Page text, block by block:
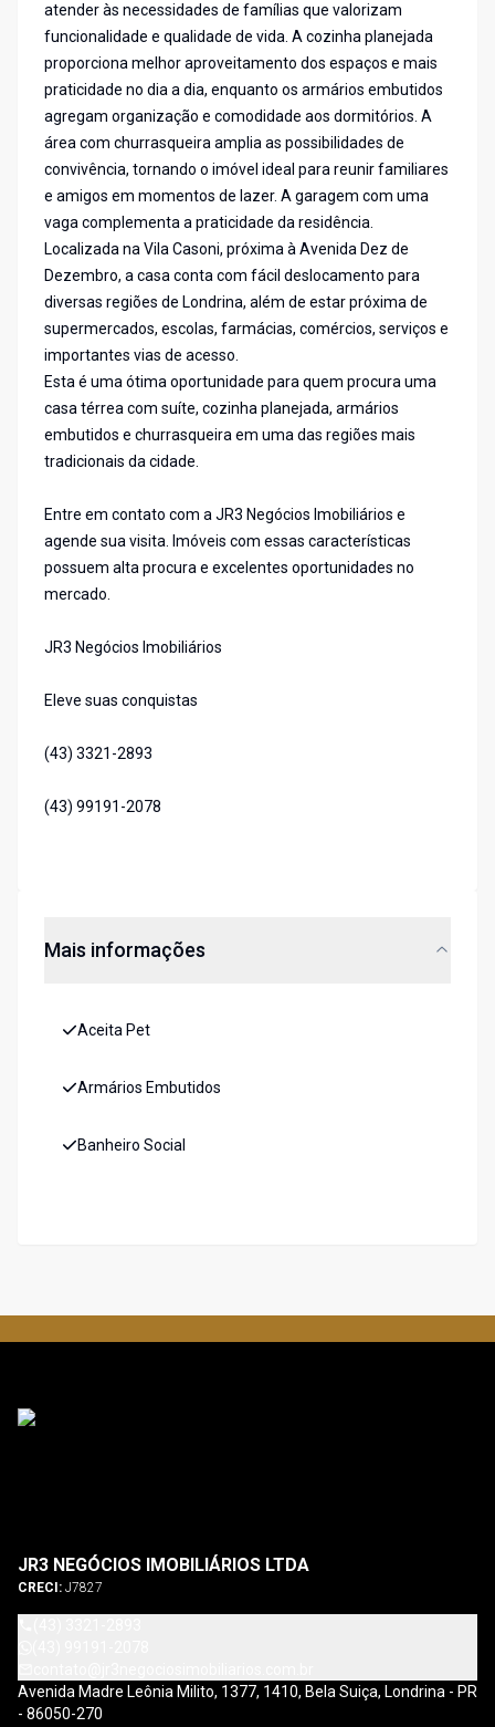
atender às necessidades de famílias que valorizam
funcionalidade e qualidade de vida. A cozinha planejada
proporciona melhor aproveitamento dos espaços e mais
praticidade no dia a dia, enquanto os armários embutidos
agregam organização e comodidade aos dormitórios. A
área com churrasqueira amplia as possibilidades de
convivência, tornando o imóvel ideal para reunir familiares
e amigos em momentos de lazer. A garagem com uma
vaga complementa a praticidade da residência.
Localizada na Vila Casoni, próxima à Avenida Dez de
Dezembro, a casa conta com fácil deslocamento para
diversas regiões de Londrina, além de estar próxima de
supermercados, escolas, farmácias, comércios, serviços e
importantes vias de acesso.
Esta é uma ótima oportunidade para quem procura uma
casa térrea com suíte, cozinha planejada, armários
embutidos e churrasqueira em uma das regiões mais
tradicionais da cidade.
Entre em contato com a JR3 Negócios Imobiliários e
agende sua visita. Imóveis com essas características
possuem alta procura e excelentes oportunidades no
mercado.
JR3 Negócios Imobiliários
Eleve suas conquistas
(43) 3321-2893
(43) 99191-2078
Mais informações
Aceita Pet
Armários Embutidos
Banheiro Social
JR3 NEGÓCIOS IMOBILIÁRIOS LTDA
CRECI: J7827
Avenida Madre Leônia Milito, 1377, 1410, Bela Suiça, Londrina - PR
- 86050-270